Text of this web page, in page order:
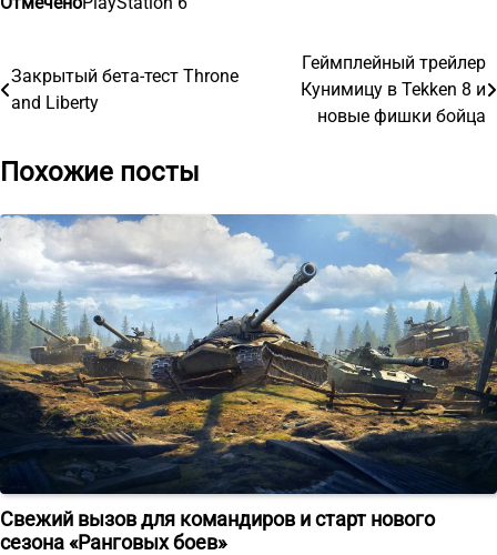
Навигация
по
Закрытый бета-тест Throne
and Liberty
Геймплейный трейлер
Кунимицу в Tekken 8 и
новые фишки бойца
Похожие посты
Свежий вызов для командиров и старт нового
сезона «Ранговых боев»